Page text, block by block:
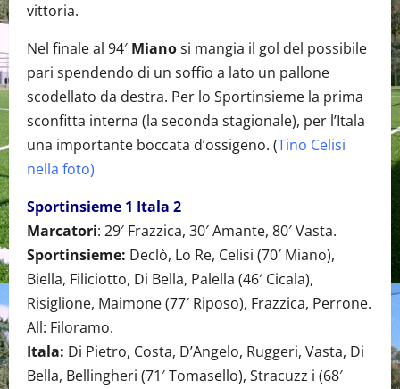
vittoria.
Nel finale al 94′ Mianosi mangia il gol del possibile
pari spendendo di un soffio a lato un pallone
scodellato da destra. Per lo Sportinsieme la prima
sconfitta interna (la seconda stagionale), per l’Itala
una importante boccata d’ossigeno. (Tino Celisi
nella foto)
Sportinsieme 1 Itala 2
Marcatori: 29′ Frazzica, 30′ Amante, 80′ Vasta.
Sportinsieme: Declò, Lo Re, Celisi (70′ Miano),
Biella, Filiciotto, Di Bella, Palella (46′ Cicala),
Risiglione, Maimone (77′ Riposo), Frazzica, Perrone.
All: Filoramo.
Itala: Di Pietro, Costa, D’Angelo, Ruggeri, Vasta, Di
Bella, Bellingheri (71′ Tomasello), Stracuzz i (68′